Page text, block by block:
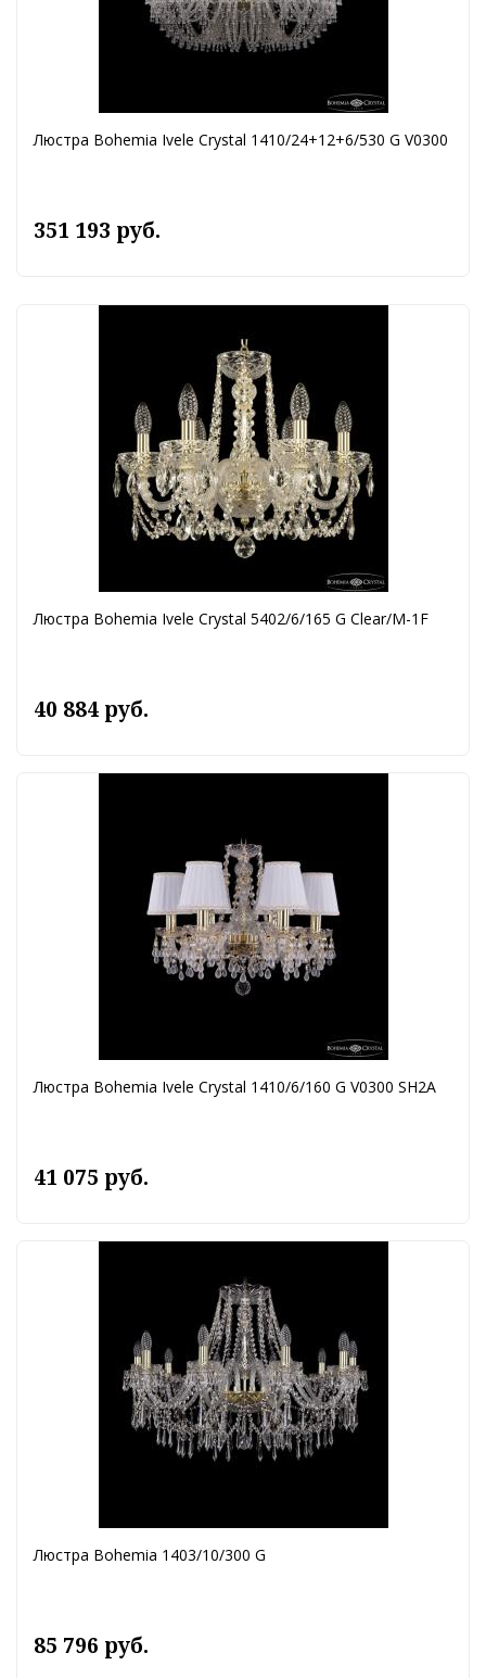
Люстра Bohemia Ivele Crystal 1410/24+12+6/530 G V0300
351 193 руб.
Люстра Bohemia Ivele Crystal 5402/6/165 G Clear/M-1F
40 884 руб.
Люстра Bohemia Ivele Crystal 1410/6/160 G V0300 SH2A
41 075 руб.
Люстра Bohemia 1403/10/300 G
85 796 руб.